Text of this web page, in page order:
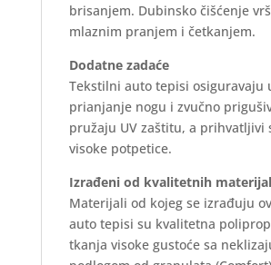
brisanjem. Dubinsko čišćenje
mlaznim pranjem i četkanjem.
Dodatne zadaće
Tekstilni auto tepisi osiguravaju
prianjanje nogu i zvučno
pružaju UV zaštitu, a prihvatljivi
visoke potpetice.
Izrađeni od kvalitetnih
Materijali od kojeg se izrađuju
auto tepisi su kvalitetna
tkanja visoke gustoće sa